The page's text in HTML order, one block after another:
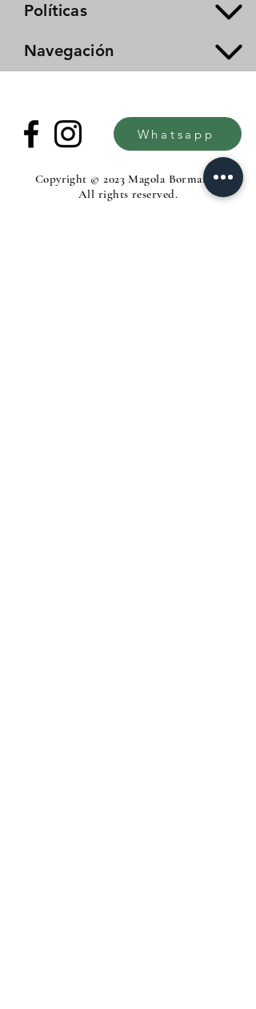
Políticas
Navegación
Whatsapp
Copyright © 2023 Magola Borman®.
All rights reserved.